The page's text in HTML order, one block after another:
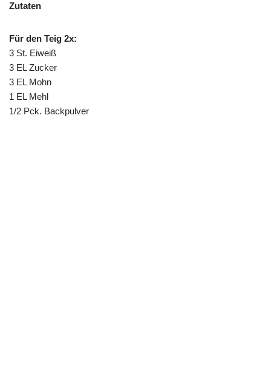
Zutaten
Für den Teig 2x:
3 St. Eiweiß
3 EL Zucker
3 EL Mohn
1 EL Mehl
1/2 Pck. Backpulver